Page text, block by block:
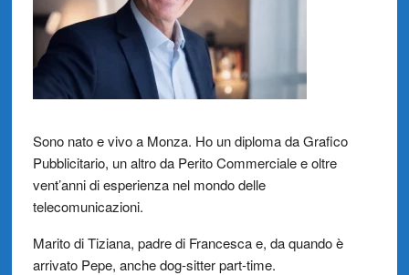
Sono nato e vivo a Monza. Ho un diploma da Grafico
Pubblicitario, un altro da Perito Commerciale e oltre
vent’anni di esperienza nel mondo delle
telecomunicazioni.
Marito di Tiziana, padre di Francesca e, da quando è
arrivato Pepe, anche dog-sitter part-time.